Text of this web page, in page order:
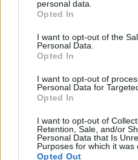
grant or deny consent to
use your data for below
consent section.
personal data.
Opted In
I want to opt-out of the
Personal Data.
Opted In
I want to opt-out of
Personal Data for
Opted In
I want to opt-out of
Retention, Sale, and/or
Personal Data that Is
Purposes for which it was
Opted Out
Continua a